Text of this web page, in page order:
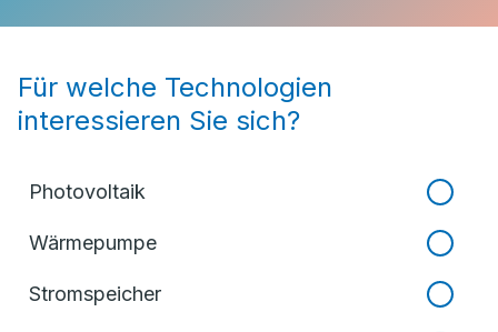
Für welche Technologien
interessieren Sie sich?
Photovoltaik
Wärmepumpe
Stromspeicher